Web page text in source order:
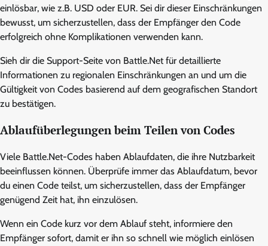
einlösbar, wie z.B. USD oder EUR. Sei dir dieser Einschränkungen
bewusst, um sicherzustellen, dass der Empfänger den Code
erfolgreich ohne Komplikationen verwenden kann.
Sieh dir die Support-Seite von Battle.Net für detaillierte
Informationen zu regionalen Einschränkungen an und um die
Gültigkeit von Codes basierend auf dem geografischen Standort
zu bestätigen.
Ablaufüberlegungen beim Teilen von Codes
Viele Battle.Net-Codes haben Ablaufdaten, die ihre Nutzbarkeit
beeinflussen können. Überprüfe immer das Ablaufdatum, bevor
du einen Code teilst, um sicherzustellen, dass der Empfänger
genügend Zeit hat, ihn einzulösen.
Wenn ein Code kurz vor dem Ablauf steht, informiere den
Empfänger sofort, damit er ihn so schnell wie möglich einlösen